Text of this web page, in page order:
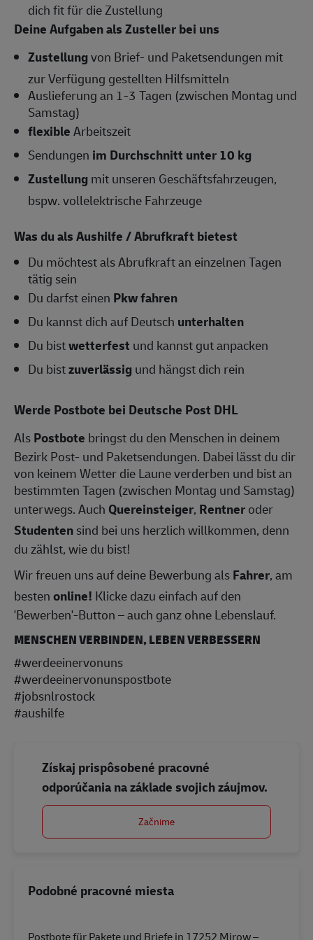
dich fit für die Zustellung
Deine Aufgaben als Zusteller bei uns
Zustellungvon Brief- und Paketsendungen mit
zur Verfügung gestellten Hilfsmitteln
Auslieferung an 1-3 Tagen (zwischen Montag und
Samstag)
flexibleArbeitszeit
Sendungen im Durchschnitt unter 10 kg
Zustellungmit unseren Geschäftsfahrzeugen,
bspw. vollelektrische Fahrzeuge
Was du als Aushilfe / Abrufkraft bietest
Du möchtest als Abrufkraft an einzelnen Tagen
tätig sein
Du darfst einen Pkw fahren
Du kannst dich auf Deutsch unterhalten
Du bistwetterfest und kannst gut anpacken
Du bistzuverlässigund hängst dich rein
Werde Postbote bei Deutsche Post DHL
AlsPostbote bringst du den Menschen in deinem
Bezirk Post- und Paketsendungen. Dabei lässt du dir
von keinem Wetter die Laune verderben und bist an
bestimmten Tagen (zwischen Montag und Samstag)
unterwegs. Auch Quereinsteiger, Rentneroder
Studentensind bei uns herzlich willkommen, denn
du zählst, wie du bist!
Wir freuen uns auf deine Bewerbung alsFahrer, am
bestenonline! Klicke dazu einfach auf den
'Bewerben'-Button – auch ganz ohne Lebenslauf.
MENSCHEN VERBINDEN, LEBEN VERBESSERN
#werdeeinervonuns
#werdeeinervonunspostbote
#jobsnlrostock
#aushilfe
Získaj prispôsobené pracovné
odporúčania na základe svojich záujmov.
Začnime
Podobné pracovné miesta
Postbote für Pakete und Briefe in 17252 Mirow –